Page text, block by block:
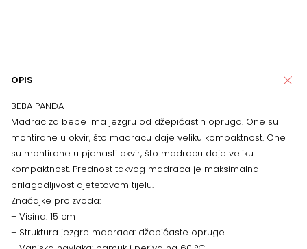
OPIS
BEBA PANDA
Madrac za bebe ima jezgru od džepićastih opruga. One su
montirane u okvir, što madracu daje veliku kompaktnost. One
su montirane u pjenasti okvir, što madracu daje veliku
kompaktnost. Prednost takvog madraca je maksimalna
prilagodljivost djetetovom tijelu.
Značajke proizvoda:
– Visina: 15 cm
– Struktura jezgre madraca: džepićaste opruge